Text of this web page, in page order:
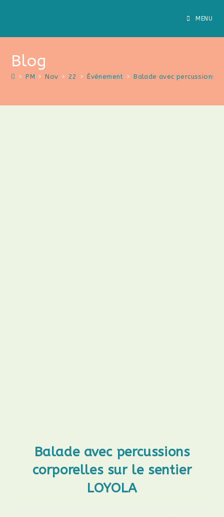
MENU
Blog
> PM > Nov > 22 > Événement > Balade avec percussions
Balade avec percussions
corporelles sur le sentier
LOYOLA